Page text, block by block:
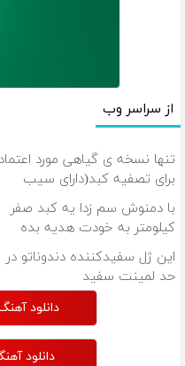
از سراسر وب
تنها نسخه ی گیاهی مورد اعتماد
برای تصفیه کبد(دارای سیب
سلامت)
با دمنوش سم زدا یه کبد صفر
کیلومتر به خودت هدیه بده
این ژل سفیدکننده دندوناتو در
حد لمینت سفید
دانلود
دانلود